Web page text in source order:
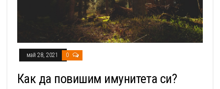
май 28, 2021 0
Как да повишим имунитета си?